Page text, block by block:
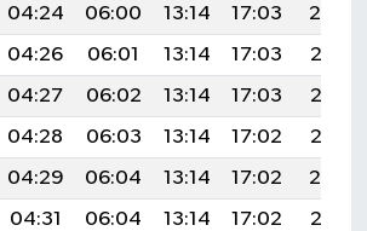
04:24 06:00 13:14 17:03
20:19
04:26 06:01 13:14 17:03
20:18
04:27 06:02 13:14 17:03
20:16
04:28 06:03 13:14 17:02
20:15
04:29 06:04 13:14 17:02
20:14
04:31 06:04 13:14 17:02
20:13